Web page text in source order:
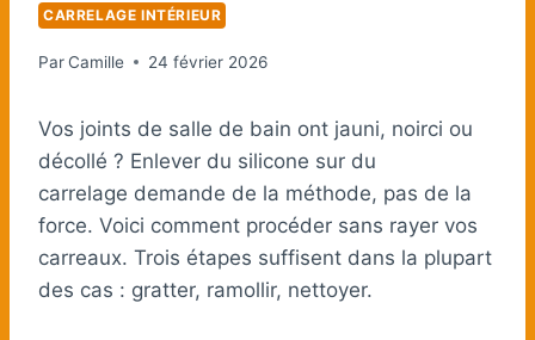
CARRELAGE INTÉRIEUR
ParCamille 24 février 2026
Vos joints de salle de bain ont jauni, noirci ou
décollé ? Enlever du silicone sur du
carrelage demande de la méthode, pas de la
force. Voici comment procéder sans rayer vos
carreaux. Trois étapes suffisent dans la plupart
des cas : gratter, ramollir, nettoyer.